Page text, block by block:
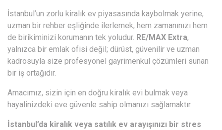
İstanbul’un zorlu kiralık ev piyasasında kaybolmak yerine,
uzman bir rehber eşliğinde ilerlemek, hem zamanınızı hem
de birikiminizi korumanın tek yoludur. RE/MAX Extra,
yalnızca bir emlak ofisi değil; dürüst, güvenilir ve uzman
kadrosuyla size profesyonel gayrimenkul çözümleri sunan
bir iş ortağıdır.
Amacımız, sizin için en doğru kiralık evi bulmak veya
hayalinizdeki eve güvenle sahip olmanızı sağlamaktır.
İstanbul’da kiralık veya satılık ev arayışınızı bir stres